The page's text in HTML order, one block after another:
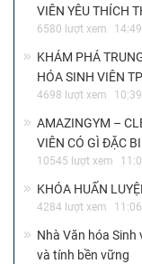
VIÊN YÊU THÍCH
6580 lượt xem
KHÁM PHÁ
HÓA SINH VIÊN
4698 lượt xem
AMAZINGYM –
VIÊN CÓ GÌ ĐẶC
10545 lượt xem
KHÓA HUẤN
4284 lượt xem
Nhà Văn hóa Sinh
và tính bền vững